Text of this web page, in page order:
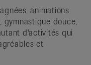
animations
gymnastique douce,
d'activités qui
et